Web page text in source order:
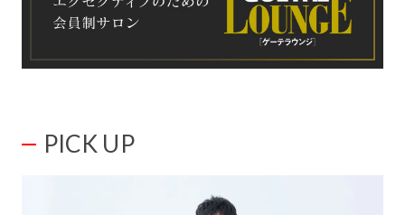
PICK UP